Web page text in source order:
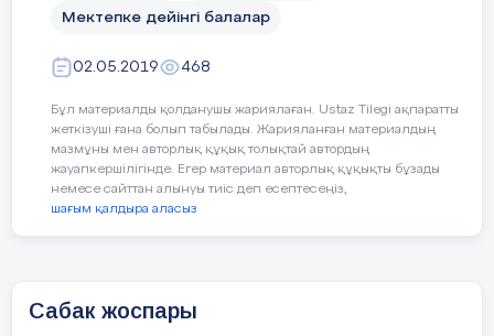
7 мин
Сергіту сәті. Көз жаттығулары
Мектепке дейінгі балалар
02.05.2019 468
Бұл материалды қолданушы жариялаған. Ustaz Tilegi ақпаратты
жеткізуші ғана болып табылады. Жарияланған материалдың
мазмұны мен авторлық құқық толықтай автордың
жауапкершілігінде. Егер материал авторлық құқықты бұзады
немесе сайттан алынуы тиіс деп есептесеңіз,
шағым қалдыра аласыз
Сабак жоспары